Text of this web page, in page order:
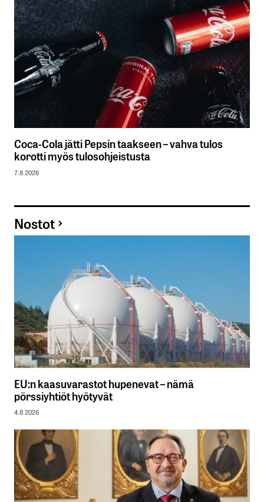
Coca-Cola jätti Pepsin taakseen – vahva tulos
korotti myös tulosohjeistusta
7.8.2026
Nostot
EU:n kaasuvarastot hupenevat – nämä
pörssiyhtiöt hyötyvät
4.8.2026